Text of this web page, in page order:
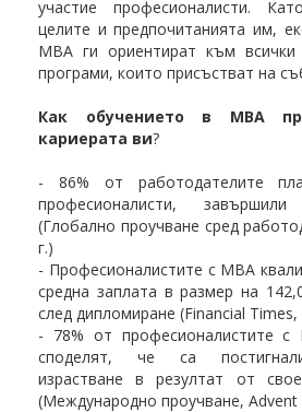
участие професионалисти.
целите и предпочитанията им,
MBA ги ориентират към
програми, които присъстват на
Как обучението в MBA
кариерата ви?
- 86% от работодателите
професионалисти,
(Глобално проучване сред
г.)
- Професионалистите с MBA
средна заплата в размер на
след дипломиране (Financial Times,
- 78% от професионалистите с
споделят, че са
израстване в резултат от
(Международно проучване, Advent